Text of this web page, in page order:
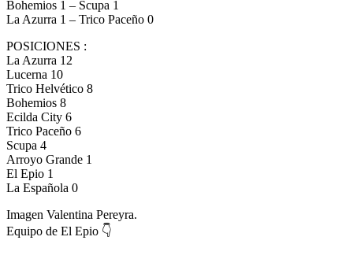
Bohemios 1 – Scupa 1
La Azurra 1 – Trico Paceño 0
POSICIONES :
La Azurra 12
Lucerna 10
Trico Helvético 8
Bohemios 8
Ecilda City 6
Trico Paceño 6
Scupa 4
Arroyo Grande 1
El Epio 1
La Española 0
Imagen Valentina Pereyra.
Equipo de El Epio 👇